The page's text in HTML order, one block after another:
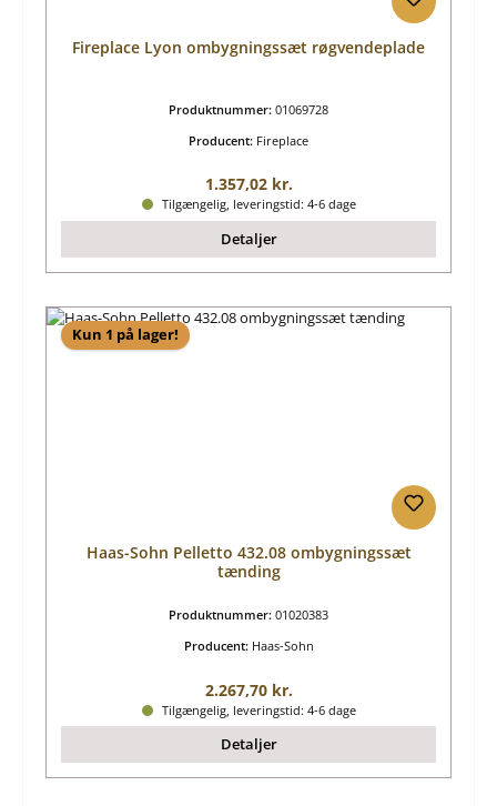
Fireplace Lyon ombygningssæt røgvendeplade
Produktnummer: 01069728
Producent: Fireplace
Almindelig pris:
1.357,02 kr.
Tilgængelig, leveringstid: 4-6 dage
Detaljer
Kun 1 på lager!
Haas-Sohn Pelletto 432.08 ombygningssæt
tænding
Produktnummer: 01020383
Producent: Haas-Sohn
Almindelig pris:
2.267,70 kr.
Tilgængelig, leveringstid: 4-6 dage
Detaljer